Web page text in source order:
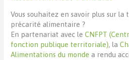
Vous souhaitez en savoir plus sur la
précarité alimentaire ?
En partenariat avec leCNFPT
fonction publique territoriale), la
Alimentations du monde a rendu